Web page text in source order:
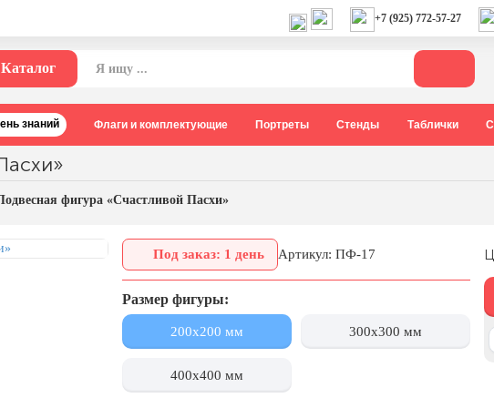
+7 (925) 772-57-27
Каталог
знаний Флаги и комплектующие Портреты Стенды Таблички
фигура «Счастливой Пасхи»
Под заказ: 1 день Артикул: ПФ-17
Размер фигуры:
200x200 мм 300x300 мм
400x400 мм